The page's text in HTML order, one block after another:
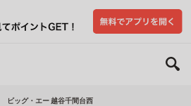
ビッグ・エー 越谷千間台西